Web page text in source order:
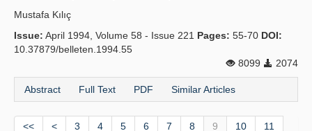
Mustafa Kılıç
Issue: April 1994, Volume 58 - Issue 221 Pages: 55-70 DOI:
10.37879/belleten.1994.55
8099
2074
Abstract Full Text PDF Similar Articles
<< < 3 4 5 6 7 8 9 10 11